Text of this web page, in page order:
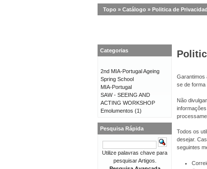
Topo » Catálogo » Politica de
Garantimos
se de forma
Não
Todos os
desejar.
seguintes
Categorias
2nd MIA-Portugal Ageing
Spring School
MIA-Portugal
SAW - SEEING AND
ACTING WORKSHOP
Emolumentos (1)
Pesquisa Rápida
Utilize palavras chave para
pesquisar Artigos.